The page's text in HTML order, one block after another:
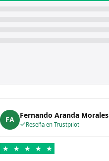
FA Fernando Aranda Morales
Reseña en Trustpilot
★ ★ ★ ★ ★